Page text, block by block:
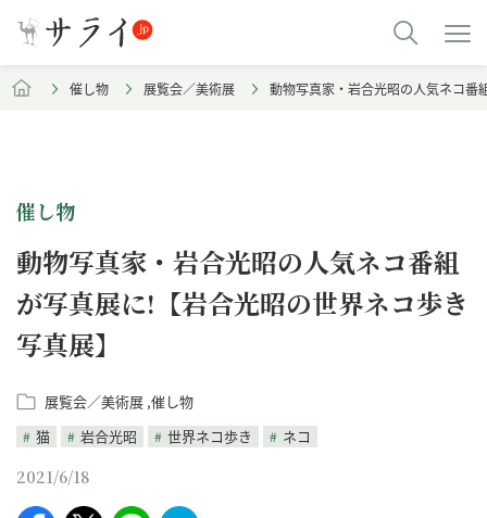
催し物 展覧会／美術展 動物写真家・岩合光昭の人気ネコ番
催し物
動物写真家・岩合光昭の人気ネコ番組
が写真展に!【岩合光昭の世界ネコ歩き
写真展】
展覧会／美術展 催し物
猫
岩合光昭 世界ネコ歩き ネコ
2021/6/18